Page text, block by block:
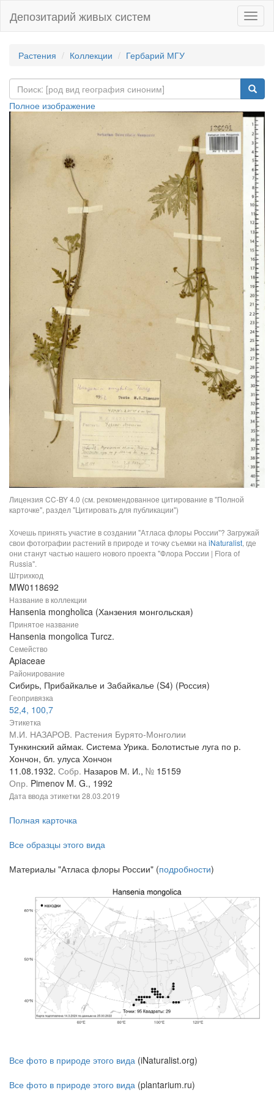
Депозитарий живых систем
Растения Коллекции Гербарий МГУ
Полное изображение
Лицензия CC-BY 4.0 (см. рекомендованное цитирование в "Полной
карточке", раздел "Цитировать для публикации")
Хочешь принять участие в создании "Атласа флоры России"? Загружай
свои фотографии растений в природе и точку съемки на iNaturalist, где
они станут частью нашего нового проекта "Флора России | Flora of
Russia".
Штрихкод
MW0118692
Название в коллекции
Hansenia mongholica (Ханзения монгольская)
Принятое название
Hansenia mongolica Turcz.
Семейство
Apiaceae
Районирование
Сибирь, Прибайкалье и Забайкалье (S4) (Россия)
Геопривязка
52,4, 100,7
Этикетка
М.И. НАЗАРОВ. Растения Бурято-Монголии
Тункинский аймак. Система Урика. Болотистые луга по р.
Хончон, бл. улуса Хончон
11.08.1932. Собр. Назаров М. И., № 15159
Опр. Pimenov M. G., 1992
Дата ввода этикетки 28.03.2019
Полная карточка
Все образцы этого вида
Материалы "Атласа флоры России" (подробности)
Все фото в природе этого вида (iNaturalist.org)
Все фото в природе этого вида (plantarium.ru)